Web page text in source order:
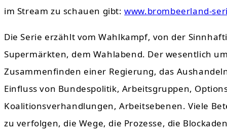
im Stream zu schauen gibt:www.brombeerland-
Die Serie erzählt vom Wahlkampf, von der
Supermärkten, dem Wahlabend. Der wesentlich
Zusammenfinden einer Regierung, das
Einfluss von Bundespolitik, Arbeitsgruppen,
Koalitionsverhandlungen, Arbeitsebenen. Viele
zu verfolgen, die Wege, die Prozesse, die